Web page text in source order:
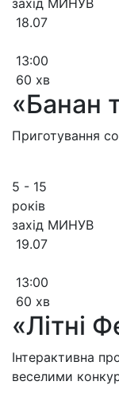
захід МИНУВ
18.07
13:00
60 хв
«Банан
Приготування
5 - 15
років
захід МИНУВ
19.07
13:00
60 хв
«Літні
Інтерактивна
веселими